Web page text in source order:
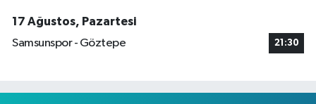
17 Ağustos, Pazartesi
Samsunspor - Göztepe
21:30